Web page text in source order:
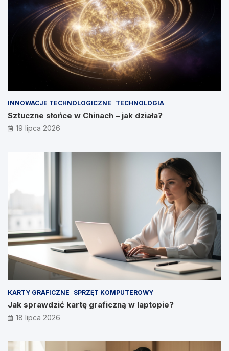
INNOWACJE TECHNOLOGICZNE TECHNOLOGIA
Sztuczne słońce w Chinach – jak działa?
19 lipca 2026
KARTY GRAFICZNE SPRZĘT KOMPUTEROWY
Jak sprawdzić kartę graficzną w laptopie?
18 lipca 2026